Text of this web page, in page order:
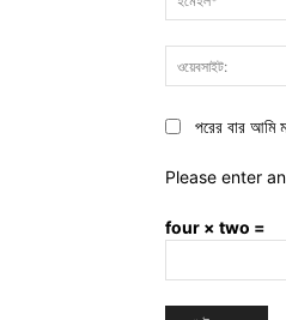
পরের বার আমি
Please enter
four × two =